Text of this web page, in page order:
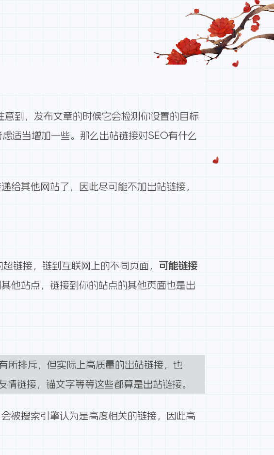
到，发布文章的时候它会检测你设置的目标
适当增加一些。那么出站链接对SEO有什么
给其他网站了，因此尽可能不加出站链接，
链接，链到互联网上的不同页面，
可能链接
他站点，链接到你的站点的其他页面也是出
所排斥，但实际上高质量的出站链接，也
链接，锚文字等等这些都算是出站链接。
被搜索引擎认为是高度相关的链接，因此高